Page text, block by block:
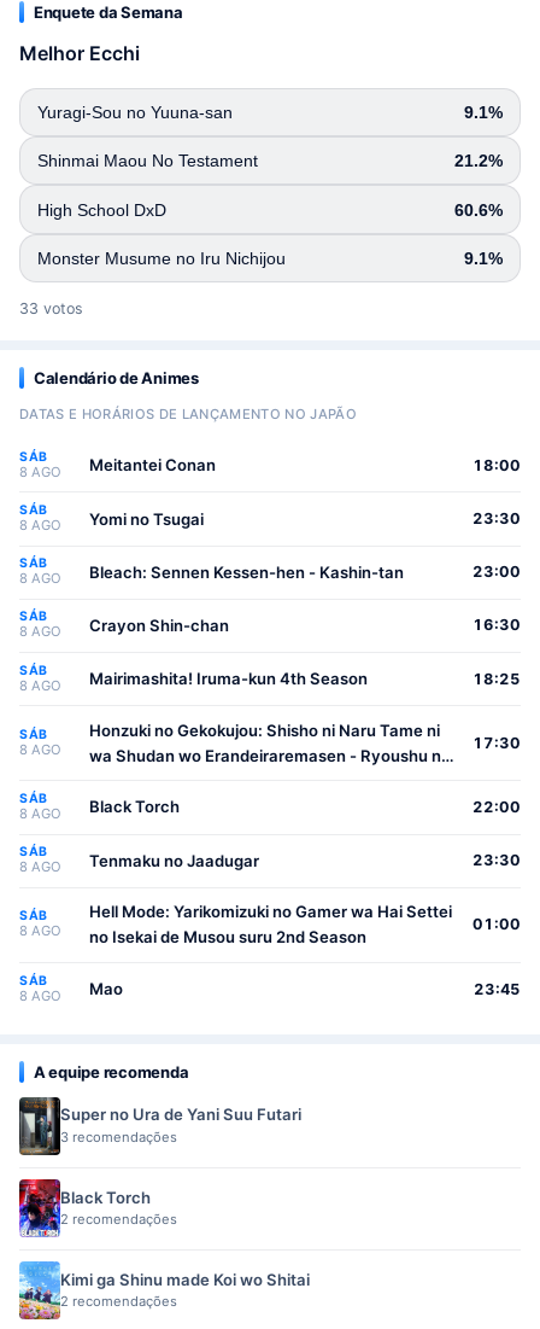
Enquete da Semana
Melhor Ecchi
Yuragi-Sou no Yuuna-san 9.1%
Shinmai Maou No Testament 21.2%
High School DxD 60.6%
Monster Musume no Iru Nichijou 9.1%
33 votos
Calendário de Animes
DATAS E HORÁRIOS DE LANÇAMENTO NO JAPÃO
SÁB
8 AGO Meitantei Conan 18:00
SÁB
8 AGO Yomi no Tsugai 23:30
SÁB
8 AGO Bleach: Sennen Kessen-hen - Kashin-tan 23:00
SÁB
8 AGO Crayon Shin-chan 16:30
SÁB
8 AGO Mairimashita! Iruma-kun 4th Season 18:25
SÁB
8 AGO
Honzuki no Gekokujou: Shisho ni Naru Tame ni
wa Shudan wo Erandeiraremasen - Ryoushu no
17:30
SÁB
8 AGO Black Torch 22:00
SÁB
8 AGO Tenmaku no Jaadugar 23:30
SÁB
8 AGO
Hell Mode: Yarikomizuki no Gamer wa Hai Settei
no Isekai de Musou suru 2nd Season
01:00
SÁB
8 AGO Mao 23:45
A equipe recomenda
Super no Ura de Yani Suu Futari
3 recomendações
Black Torch
2 recomendações
Kimi ga Shinu made Koi wo Shitai
2 recomendações